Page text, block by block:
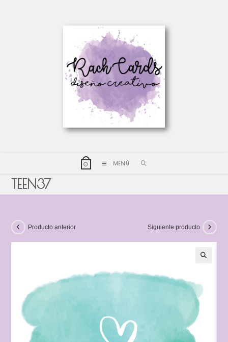
0 MENÚ
TEEN37
Producto anterior Siguiente producto